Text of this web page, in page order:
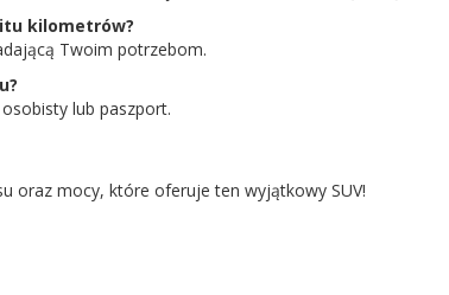
kilometrów?
Twoim potrzebom.
lub paszport.
oraz mocy, które oferuje ten wyjątkowy SUV!